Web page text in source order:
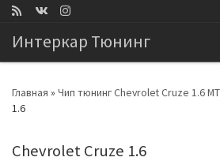
Интеркар Тюнинг
Главная » Чип тюнинг Chevrolet Cruze 1.6
1.6
Chevrolet Cruze 1.6